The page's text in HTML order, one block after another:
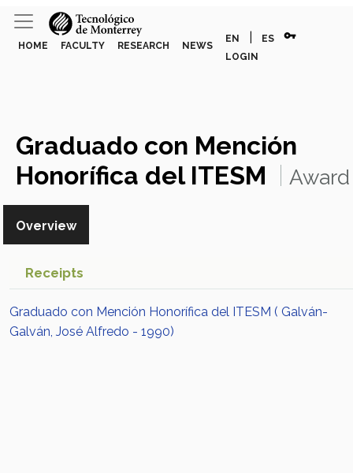
HOME FACULTY RESEARCH NEWS
EN ES vpn_key
LOGIN
Graduado con Mención
Honorífica del ITESM
Award
or Honor
Overview
Receipts
Graduado con Mención Honorífica del ITESM ( Galván-
Galván, José Alfredo - 1990)